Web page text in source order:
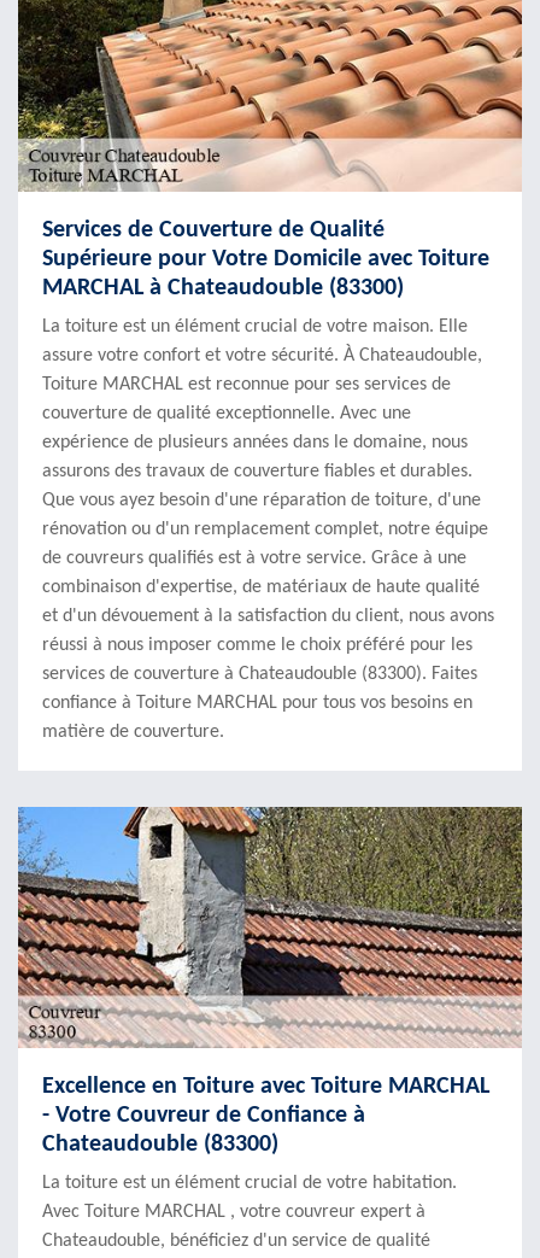
Services de Couverture de Qualité
Supérieure pour Votre Domicile avec Toiture
MARCHAL à Chateaudouble (83300)
La toiture est un élément crucial de votre maison. Elle
assure votre confort et votre sécurité. À Chateaudouble,
Toiture MARCHAL est reconnue pour ses services de
couverture de qualité exceptionnelle. Avec une
expérience de plusieurs années dans le domaine, nous
assurons des travaux de couverture fiables et durables.
Que vous ayez besoin d'une réparation de toiture, d'une
rénovation ou d'un remplacement complet, notre équipe
de couvreurs qualifiés est à votre service. Grâce à une
combinaison d'expertise, de matériaux de haute qualité
et d'un dévouement à la satisfaction du client, nous avons
réussi à nous imposer comme le choix préféré pour les
services de couverture à Chateaudouble (83300). Faites
confiance à Toiture MARCHAL pour tous vos besoins en
matière de couverture.
Excellence en Toiture avec Toiture MARCHAL
- Votre Couvreur de Confiance à
Chateaudouble (83300)
La toiture est un élément crucial de votre habitation.
Avec Toiture MARCHAL , votre couvreur expert à
Chateaudouble, bénéficiez d'un service de qualité